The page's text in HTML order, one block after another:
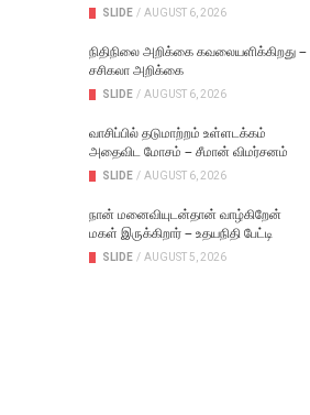
SLIDE / AUGUST 6, 2026
நிதிநிலை அறிக்கை கவலையளிக்கிறது –
சசிகலா அறிக்கை
SLIDE / AUGUST 6, 2026
வாசிப்பில் தடுமாற்றம் உள்ளடக்கம்
அதைவிட மோசம் – சீமான் விமர்சனம்
SLIDE / AUGUST 6, 2026
நான் மனைவியுடன்தான் வாழ்கிறேன்
மகள் இருக்கிறார் – உதயநிதி பேட்டி
SLIDE / AUGUST 5, 2026